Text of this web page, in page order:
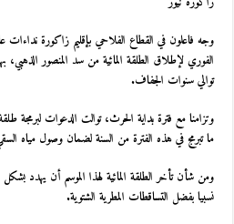
وجه فاعلون في القطاع الفلاحي بإقليم زاكورة
الفوري لإطلاق الطلقة المائية من سد المنصور الذهبي،
توالي سنوات الجفاف.
وتزامنا مع فترة بداية الحرث، توالت الدعوات لبرمجة
ما تبرمج في هذه الفترة من السنة لضمان وصول مياه
ومن شأن تأخر الطلقة المائية لهذا الموسم أن يهدد
نسبيا بفضل التساقطات المطرية الشتوية.